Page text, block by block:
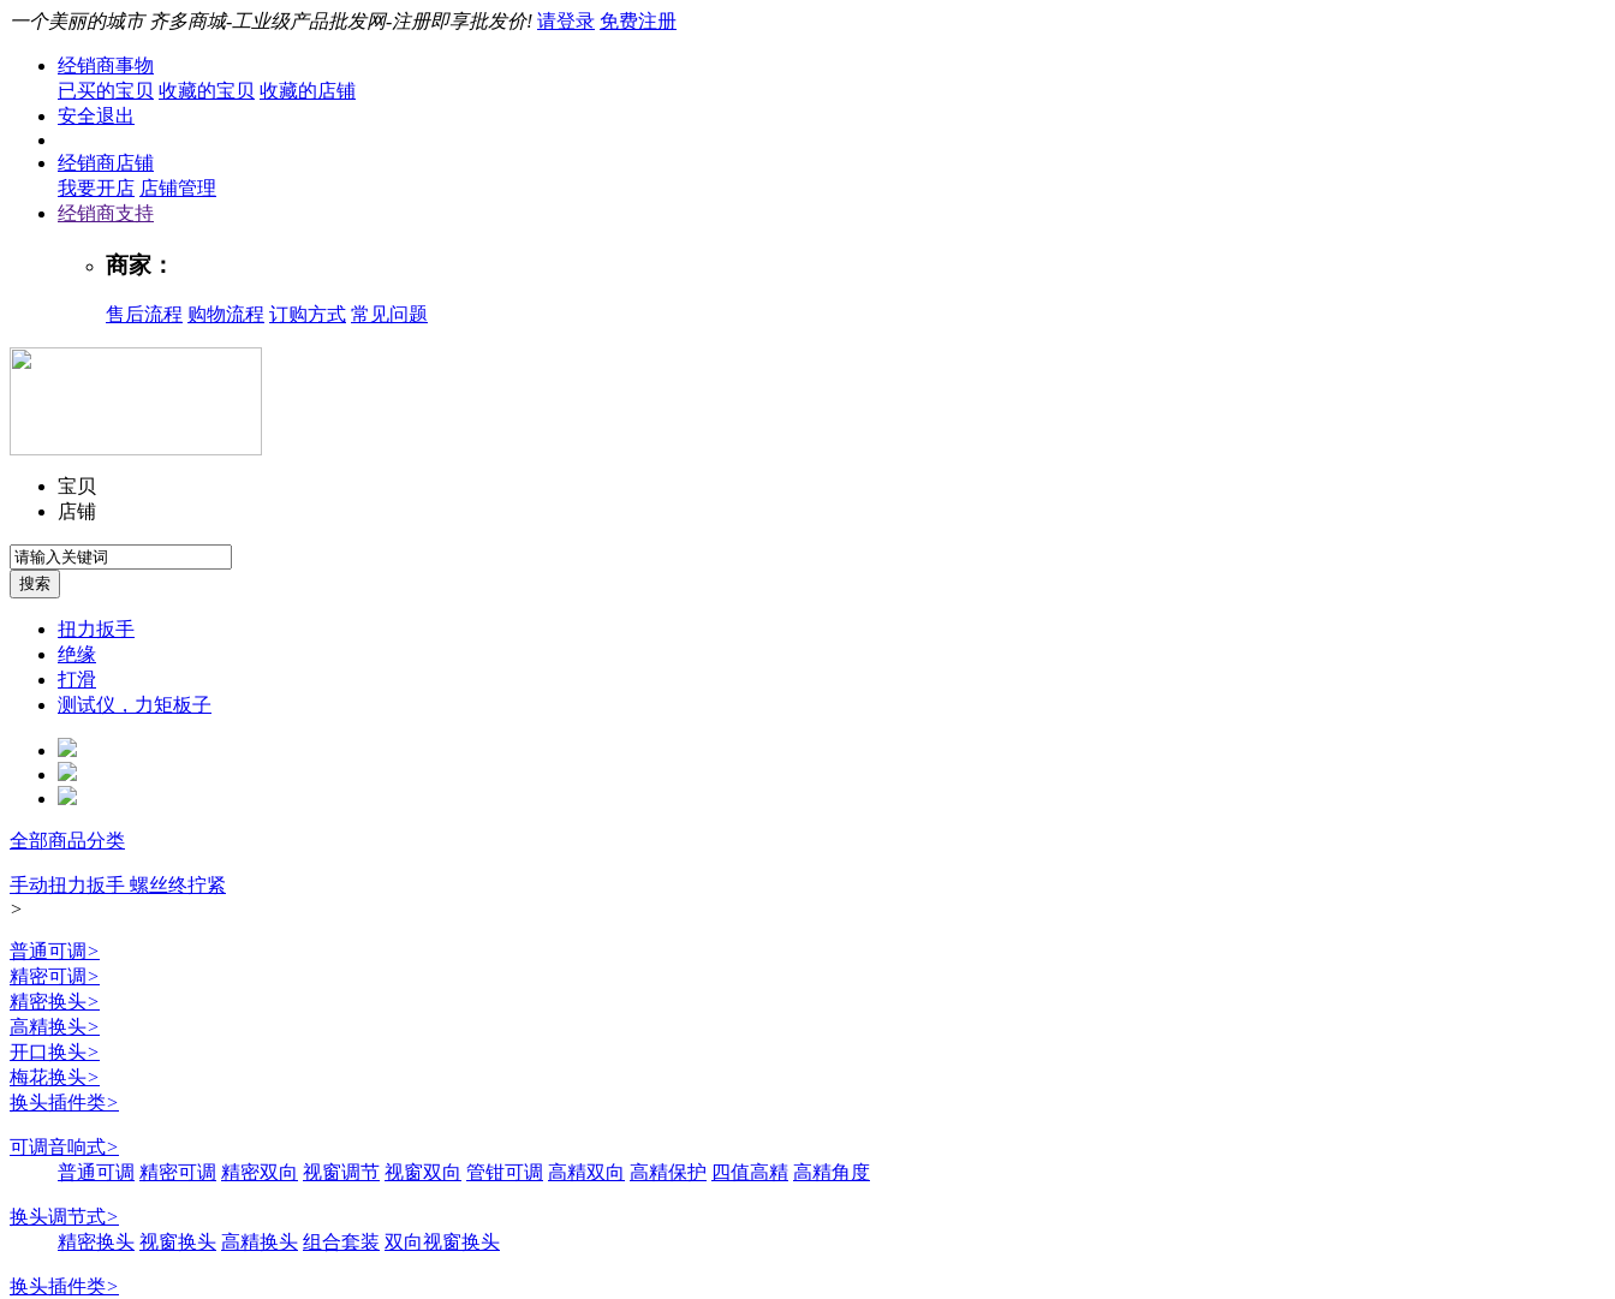
一个美丽的城市 齐多商城-工业级产品批发网-注册即享批发价! 请登录 免费注册
经销商事物
已买的宝贝 收藏的宝贝 收藏的店铺
安全退出
经销商店铺
我要开店 店铺管理
经销商支持
商家：
售后流程 购物流程 订购方式 常见问题
宝贝
店铺
扭力扳手
绝缘
打滑
测试仪，力矩板子
全部商品分类
手动扭力扳手 螺丝终拧紧
>
普通可调>
精密可调>
精密换头>
高精换头>
开口换头>
梅花换头>
换头插件类>
可调音响式>
普通可调 精密可调 精密双向 视窗调节 视窗双向 管钳可调 高精双向 高精保护 四值高精 高精角度
换头调节式>
精密换头 视窗换头 高精换头 组合套装 双向视窗换头
换头插件类>